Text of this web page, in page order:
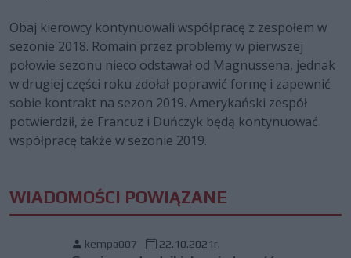
Obaj kierowcy kontynuowali współpracę z zespołem w
sezonie 2018. Romain przez problemy w pierwszej
połowie sezonu nieco odstawał od Magnussena, jednak
w drugiej części roku zdołał poprawić formę i zapewnić
sobie kontrakt na sezon 2019. Amerykański zespół
potwierdził, że Francuz i Duńczyk będą kontynuować
współpracę także w sezonie 2019.
WIADOMOŚCI POWIĄZANE
kempa007 22.10.2021r.